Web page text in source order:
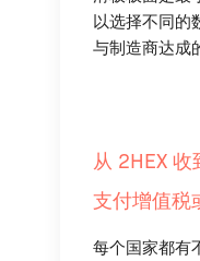
以选择不同的
与制造商达成
从 2HEX
支付增值税
每个国家都有